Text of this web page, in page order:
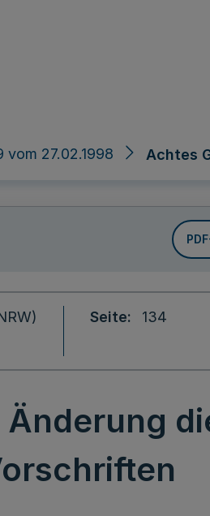
vom 27.02.1998 Achtes
Seite 134
Änderung